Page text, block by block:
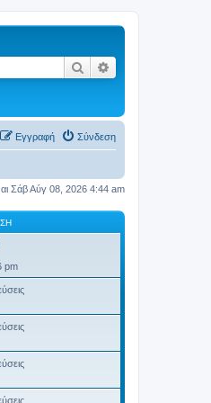
Αναζήτηση
Σύνδεση
Εγγραφή
Σάβ Αύγ 08, 2026 4:44 am
pm